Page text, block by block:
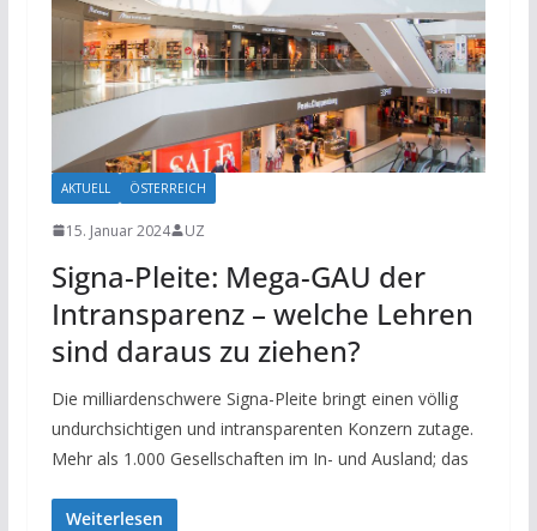
AKTUELL ÖSTERREICH
15. Januar 2024 UZ
Signa-Pleite: Mega-GAU der
Intransparenz – welche Lehren
sind daraus zu ziehen?
Die milliardenschwere Signa-Pleite bringt einen völlig
undurchsichtigen und intransparenten Konzern zutage.
Mehr als 1.000 Gesellschaften im In- und Ausland; das
Weiterlesen